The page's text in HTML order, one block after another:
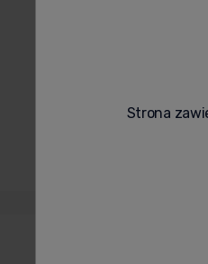
Strona